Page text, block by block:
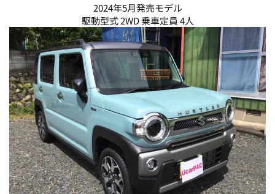
2024年5月発売モデル
駆動型式 2WD 乗車定員 4人